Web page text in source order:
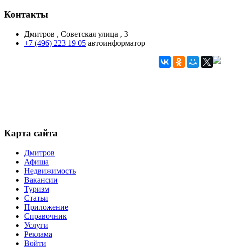
Контакты
Дмитров , Советская улица , 3
+7 (496) 223 19 05 автоинформатор
Карта сайта
Дмитров
Афиша
Недвижимость
Вакансии
Туризм
Статьи
Приложение
Справочник
Услуги
Реклама
Войти